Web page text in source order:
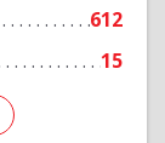
612
15